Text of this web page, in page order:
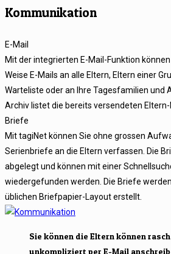
Kommunikation
E-Mail
Mit der integrierten E-Mail-Funktion
Weise E-Mails an alle Eltern, Eltern einer
Warteliste oder an Ihre Tagesfamilien und
Archiv listet die bereits versendeten
Briefe
Mit tagiNet können Sie ohne grossen
Serienbriefe an die Eltern verfassen. Die
abgelegt und können mit einer
wiedergefunden werden. Die Briefe
üblichen Briefpapier-Layout erstellt.
Sie können die Eltern können
unkompliziert per E-Mail